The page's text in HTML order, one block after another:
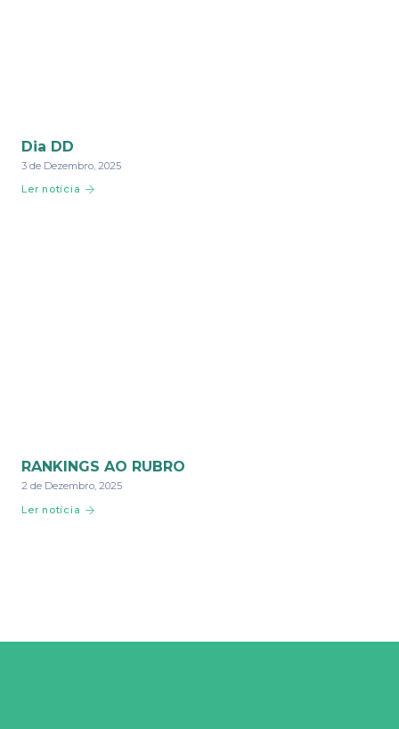
Dia DD
3 de Dezembro, 2025
Ler notícia
RANKINGS AO RUBRO
2 de Dezembro, 2025
Ler notícia